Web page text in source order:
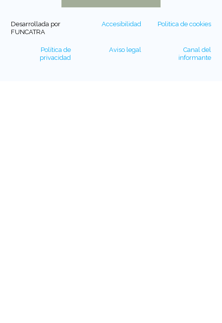
Desarrollada por
FUNCATRA
Accesibilidad Politica de cookies
Política de
privacidad
Aviso legal
Canal del
informante